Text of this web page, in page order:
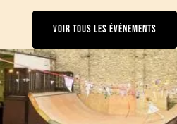
VOIR TOUS LES ÉVÉNEMENTS